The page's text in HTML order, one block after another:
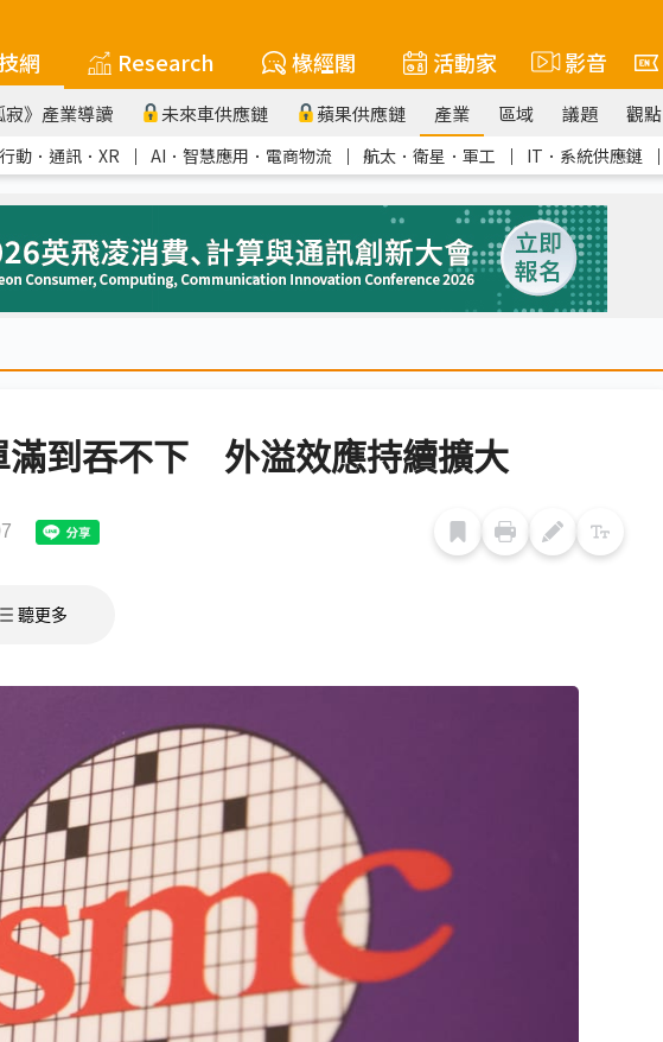
網 Research 椽經閣 活動家 影音
寂》產業導讀 未來車供應鏈 蘋果供應鏈 產業 區域 議題 觀點
行動．通訊．XR ｜ AI．智慧應用．電商物流 ｜ 航太．衛星．軍工 ｜ IT．系統供應鏈 ｜
滿到吞不下 外溢效應持續擴大
聽更多